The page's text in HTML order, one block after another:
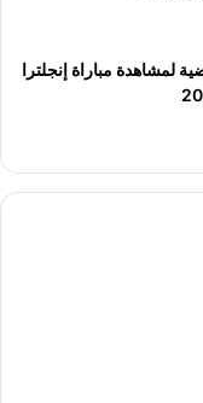
لمشاهدة مباراة إنجلترا